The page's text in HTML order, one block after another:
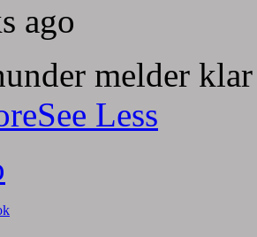
ago
melder
See Less